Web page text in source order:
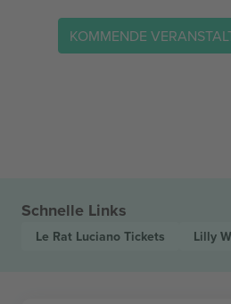
KOMMENDE
Schnelle Links
Le Rat Luciano Tickets Lilly